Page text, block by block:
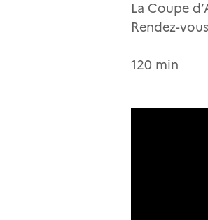
La Coupe
Rendez-
120 min